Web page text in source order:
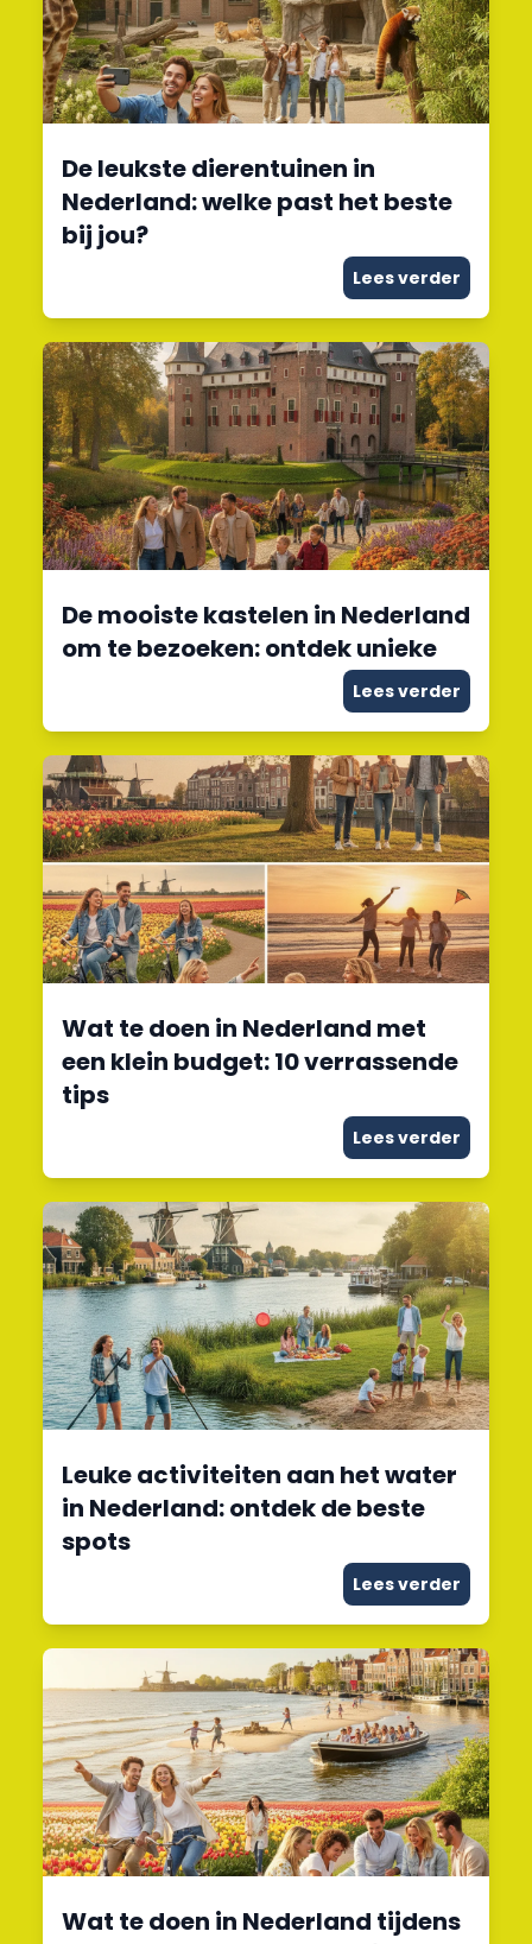
De leukste dierentuinen in
Nederland: welke past het beste
bij jou?
Lees verder
De mooiste kastelen in Nederland
om te bezoeken: ontdek unieke
Lees verder
Wat te doen in Nederland met
een klein budget: 10 verrassende
tips
Lees verder
Leuke activiteiten aan het water
in Nederland: ontdek de beste
spots
Lees verder
Wat te doen in Nederland tijdens